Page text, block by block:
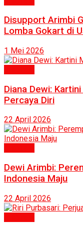
Disupport Arimbi
Lomba Gokart di
1 Mei 2026
Diana Dewi:
Percaya Diri
22 April 2026
Dewi Arimbi:
Indonesia Maju
22 April 2026